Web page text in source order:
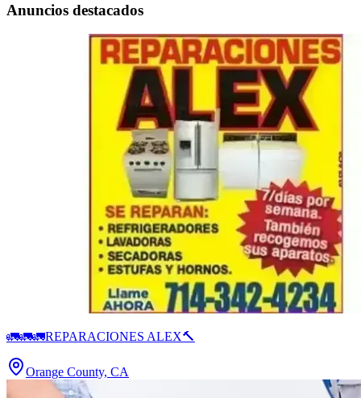
Anuncios destacados
🚛🚛🚛REPARACIONES ALEX🔨
Orange County, CA